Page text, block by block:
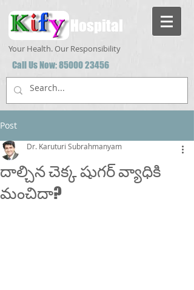
Hospital
Your Health. Our Responsibility
Call Us Now:85000 23456
Post
దాల్చిన చెక్క షుగర్ వ్యాధికి
మంచిదా?
Dr. Karuturi Subrahmanyam